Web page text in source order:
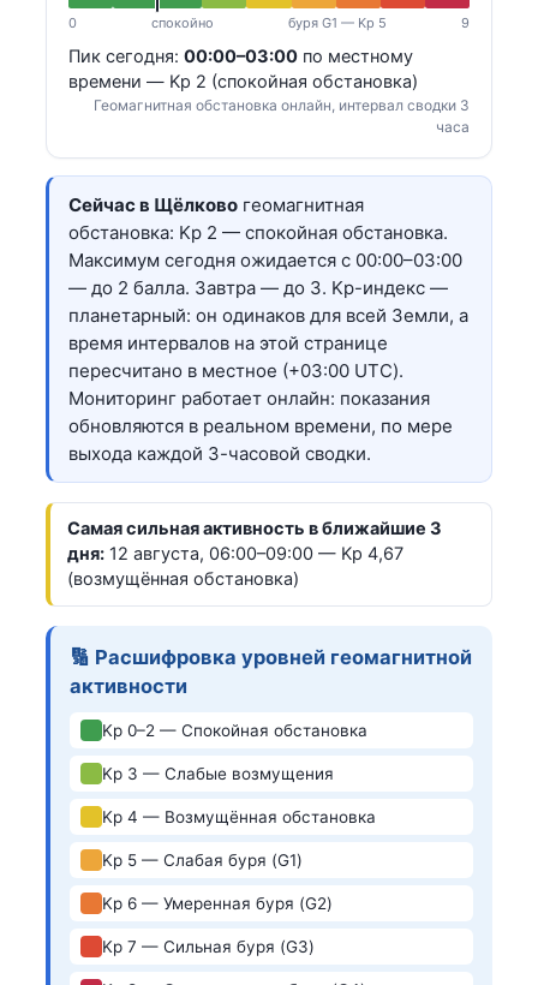
0 спокойно буря G1 — Kp 5 9
Пик сегодня: 00:00–03:00 по местному
времени — Kp 2 (спокойная обстановка)
Геомагнитная обстановка онлайн, интервал сводки 3
часа
Сейчас в Щёлково геомагнитная
обстановка: Kp 2 — спокойная обстановка.
Максимум сегодня ожидается с 00:00–03:00
— до 2 балла. Завтра — до 3. Kp-индекс —
планетарный: он одинаков для всей Земли, а
время интервалов на этой странице
пересчитано в местное (+03:00 UTC).
Мониторинг работает онлайн: показания
обновляются в реальном времени, по мере
выхода каждой 3-часовой сводки.
Самая сильная активность в ближайшие 3
дня: 12 августа, 06:00–09:00 — Kp 4,67
(возмущённая обстановка)
🔢 Расшифровка уровней геомагнитной
активности
Kp 0–2 — Спокойная обстановка
Kp 3 — Слабые возмущения
Kp 4 — Возмущённая обстановка
Kp 5 — Слабая буря (G1)
Kp 6 — Умеренная буря (G2)
Kp 7 — Сильная буря (G3)